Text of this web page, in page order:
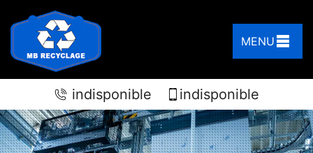
MENU
indisponible indisponible